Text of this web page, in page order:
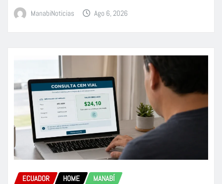
ManabiNoticias Ago 6, 2026
ECUADOR HOME MANABÍ